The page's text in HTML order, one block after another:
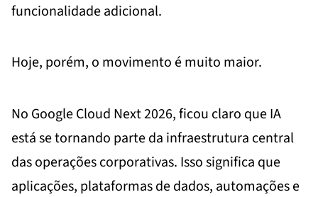
funcionalidade adicional.
Hoje, porém, o movimento é muito maior.
No Google Cloud Next 2026, ficou claro que IA
está se tornando parte da infraestrutura central
das operações corporativas. Isso significa que
aplicações, plataformas de dados, automações e